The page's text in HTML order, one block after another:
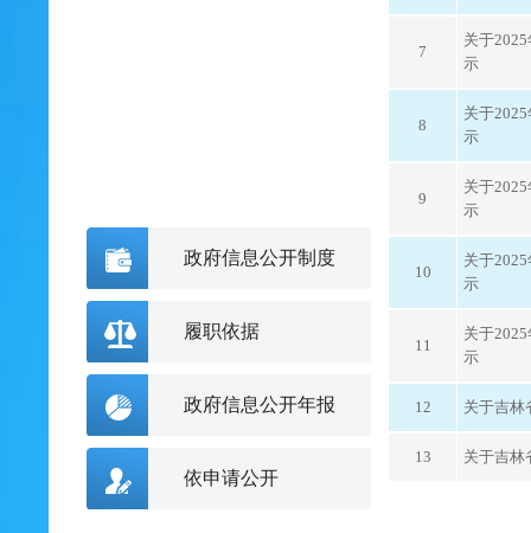
7
关于
示
8
关于
示
9
关于
示
10
关于
示
11
关于
示
12 关于吉林
13 关于吉林
政府信息公开制度
履职依据
政府信息公开年报
依申请公开